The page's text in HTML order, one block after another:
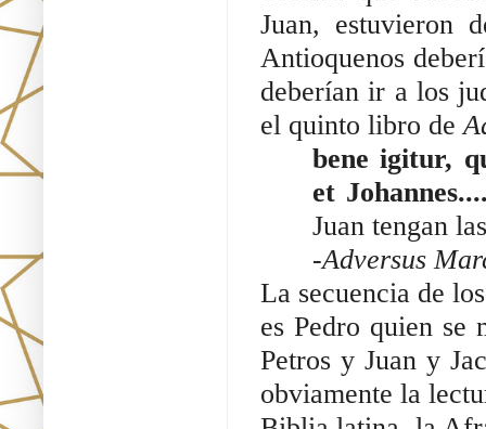
Juan, estuvieron
Antioquenos
deberían ir a los
el quinto libro de
bene igitur,
et
Juan tengan
-Adversus
La secuencia de
es Pedro quien se
Petros y Juan y
obviamente la